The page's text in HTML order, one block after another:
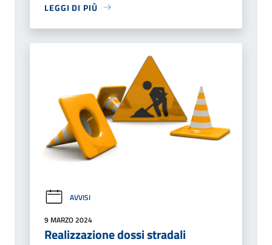
LEGGI DI PIÙ
AVVISI
9 MARZO 2024
Realizzazione dossi stradali